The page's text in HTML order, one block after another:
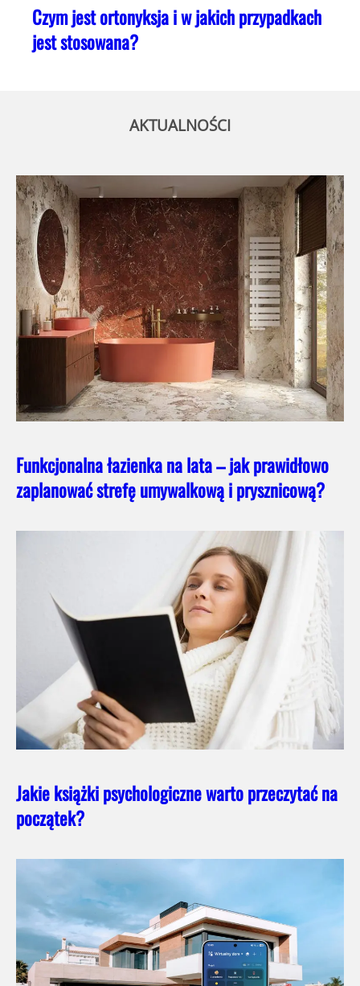
Czym jest ortonyksja i w jakich przypadkach
jest stosowana?
AKTUALNOŚCI
Funkcjonalna łazienka na lata – jak prawidłowo
zaplanować strefę umywalkową i prysznicową?
Jakie książki psychologiczne warto przeczytać na
początek?